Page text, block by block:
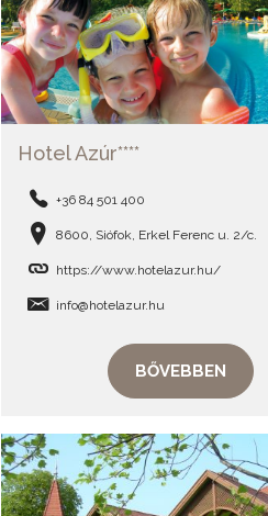
Hotel Azúr****
+36 84 501 400
8600, Siófok, Erkel Ferenc u. 2/c.
https://www.hotelazur.hu/
info@hotelazur.hu
BŐVEBBEN